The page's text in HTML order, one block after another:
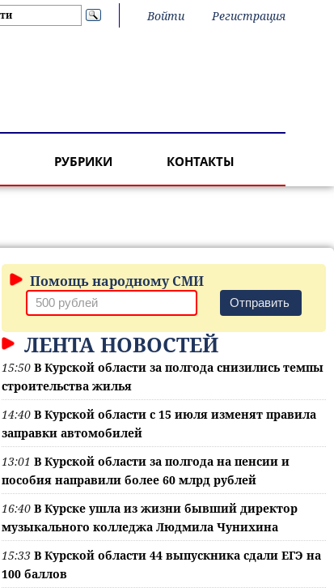
Войти Регистрация
РУБРИКИ КОНТАКТЫ
Помощь народному СМИ
Отправить
ЛЕНТА НОВОСТЕЙ
15:50 В Курской области за полгода снизились темпы
строительства жилья
14:40 В Курской области с 15 июля изменят правила
заправки автомобилей
13:01 В Курской области за полгода на пенсии и
пособия направили более 60 млрд рублей
16:40 В Курске ушла из жизни бывший директор
музыкального колледжа Людмила Чунихина
15:33 В Курской области 44 выпускника сдали ЕГЭ на
100 баллов